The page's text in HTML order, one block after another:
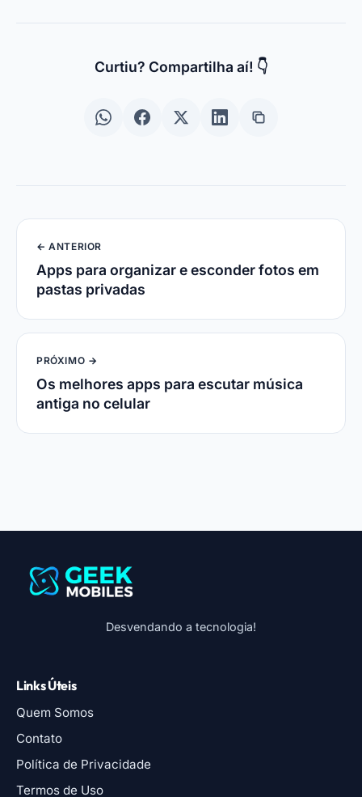
Curtiu? Compartilha aí! 👇
← ANTERIOR
Apps para organizar e esconder fotos em
pastas privadas
PRÓXIMO →
Os melhores apps para escutar música
antiga no celular
Desvendando a tecnologia!
Links Úteis
Quem Somos
Contato
Política de Privacidade
Termos de Uso